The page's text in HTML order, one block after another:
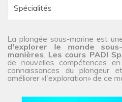
La plongée sous-marine est
d'explorer le monde
manières. Les cours PADI
de nouvelles compétences
connaissances du plongeur
améliorer «l'exploration» de ce